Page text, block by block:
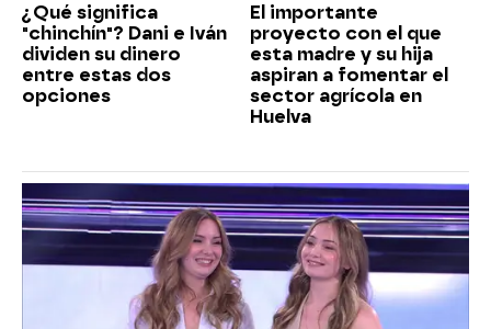
¿Qué significa
"chinchín"? Dani e Iván
dividen su dinero
entre estas dos
opciones
El importante
proyecto con el que
esta madre y su hija
aspiran a fomentar el
sector agrícola en
Huelva